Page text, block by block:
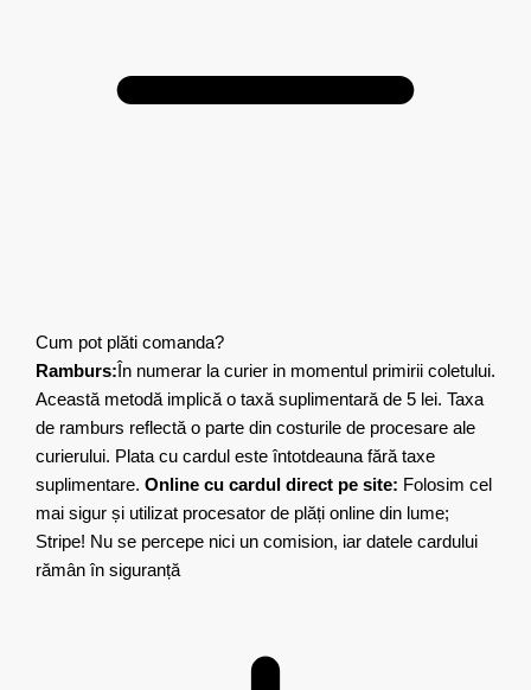
Cum pot plăti comanda?
Ramburs:În numerar la curier in momentul primirii coletului.
Această metodă implică o taxă suplimentară de 5 lei. Taxa
de ramburs reflectă o parte din costurile de procesare ale
curierului. Plata cu cardul este întotdeauna fără taxe
suplimentare. Online cu cardul direct pe site: Folosim cel
mai sigur și utilizat procesator de plăți online din lume;
Stripe! Nu se percepe nici un comision, iar datele cardului
rămân în siguranță